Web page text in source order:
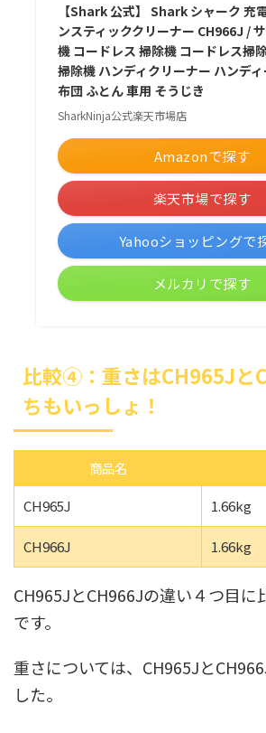
【Shark 公式】 Shark シャーク 充
ンスティッククリーナー CH966J /
機 コードレス 掃除機 コードレス掃
掃除機 ハンディクリーナー ハンデ
布団 ふとん 車用 そうじき
SharkNinja公式楽天市場店
Amazonで探す
楽天市場で探す
Yahooショッピングで
メルカリで探す
比較④：重さはCH965Jと
ちもいっしょ！
商品名
CH965J
1.66kg
CH966J 1.66kg
CH965JとCH966Jの違い４つ目に
です。
重さについては、CH965Jと
した。